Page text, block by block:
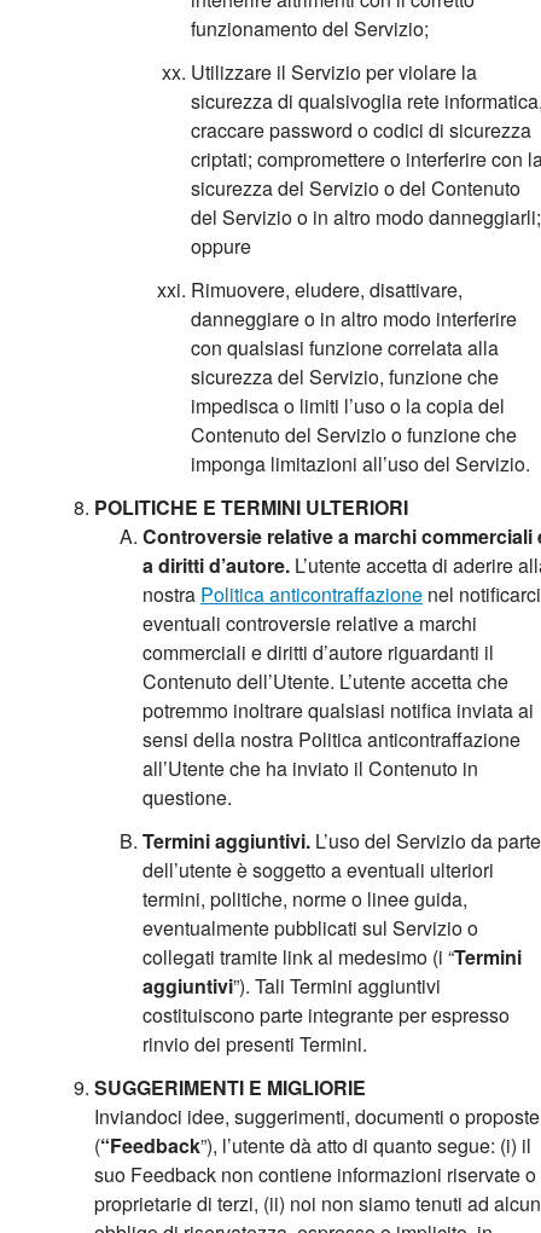
funzionamento del Servizio;
Utilizzare il Servizio per violare la
sicurezza di qualsivoglia rete
craccare password o codici di sicurezza
criptati; compromettere o interferire con
sicurezza del Servizio o del Contenuto
del Servizio o in altro modo danneggiarli;
oppure
Rimuovere, eludere, disattivare,
danneggiare o in altro modo interferire
con qualsiasi funzione correlata alla
sicurezza del Servizio, funzione che
impedisca o limiti l’uso o la copia del
Contenuto del Servizio o funzione che
imponga limitazioni all’uso del Servizio.
POLITICHE E TERMINI ULTERIORI
Controversie relative a marchi commerciali
a diritti d’autore. L’utente accetta di aderire
nostra Politica anticontraffazione nel notificarci
eventuali controversie relative a marchi
commerciali e diritti d’autore riguardanti il
Contenuto dell’Utente. L’utente accetta che
potremmo inoltrare qualsiasi notifica inviata ai
sensi della nostra Politica anticontraffazione
all’Utente che ha inviato il Contenuto in
questione.
Termini aggiuntivi. L’uso del Servizio da parte
dell’utente è soggetto a eventuali ulteriori
termini, politiche, norme o linee guida,
eventualmente pubblicati sul Servizio o
collegati tramite link al medesimo (i “Termini
aggiuntivi”). Tali Termini aggiuntivi
costituiscono parte integrante per espresso
rinvio dei presenti Termini.
SUGGERIMENTI E MIGLIORIE
Inviandoci idee, suggerimenti, documenti o proposte
(“Feedback”), l’utente dà atto di quanto segue: (i) il
suo Feedback non contiene informazioni riservate o
proprietarie di terzi, (ii) noi non siamo tenuti ad alcun